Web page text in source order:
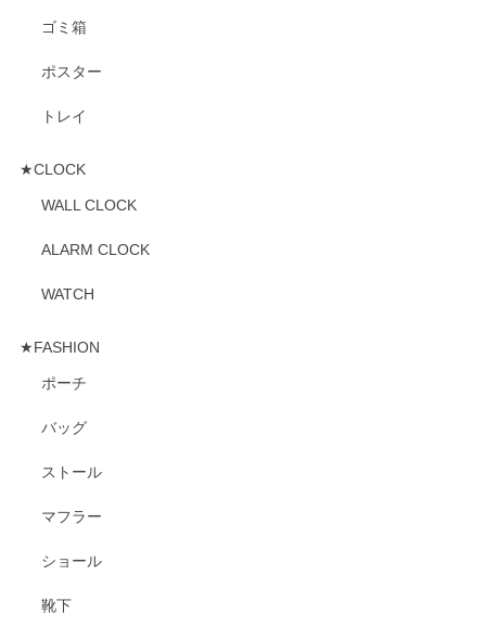
ゴミ箱
ポスター
トレイ
★CLOCK
WALL CLOCK
ALARM CLOCK
WATCH
★FASHION
ポーチ
バッグ
ストール
マフラー
ショール
靴下